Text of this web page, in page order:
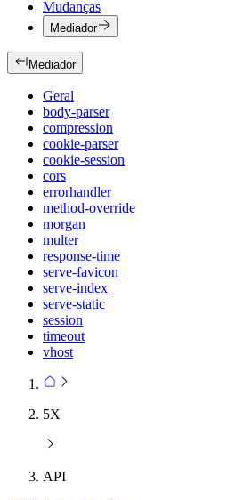
Mudanças
Mediador
Mediador
Geral
body-parser
compression
cookie-parser
cookie-session
cors
errorhandler
method-override
morgan
multer
response-time
serve-favicon
serve-index
serve-static
session
timeout
vhost
5X
API